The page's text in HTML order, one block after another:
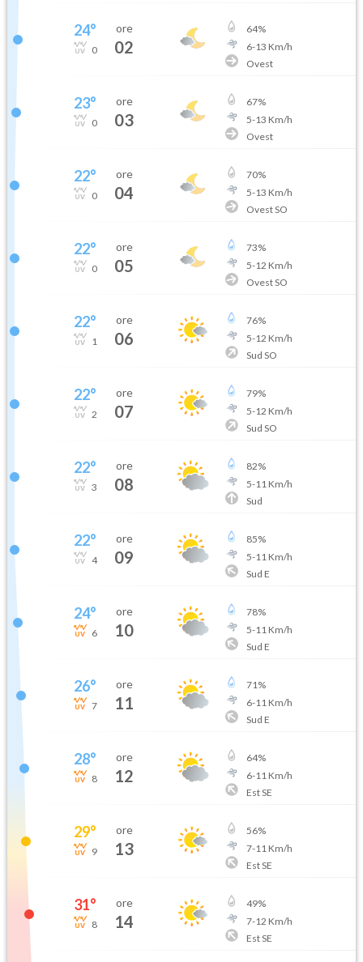
24°
0
ore
02
64%
6-13 Km/h
Ovest
23°
0
ore
03
67%
5-13 Km/h
Ovest
22°
0
ore
04
70%
5-13 Km/h
Ovest SO
22°
0
ore
05
73%
5-12 Km/h
Ovest SO
22°
1
ore
06
76%
5-12 Km/h
Sud SO
22°
2
ore
07
79%
5-12 Km/h
Sud SO
22°
3
ore
08
82%
5-11 Km/h
Sud
22°
4
ore
09
85%
5-11 Km/h
Sud E
24°
6
ore
10
78%
5-11 Km/h
Sud E
26°
7
ore
11
71%
6-11 Km/h
Sud E
28°
8
ore
12
64%
6-11 Km/h
Est SE
29°
9
ore
13
56%
7-11 Km/h
Est SE
31°
8
ore
14
49%
7-12 Km/h
Est SE